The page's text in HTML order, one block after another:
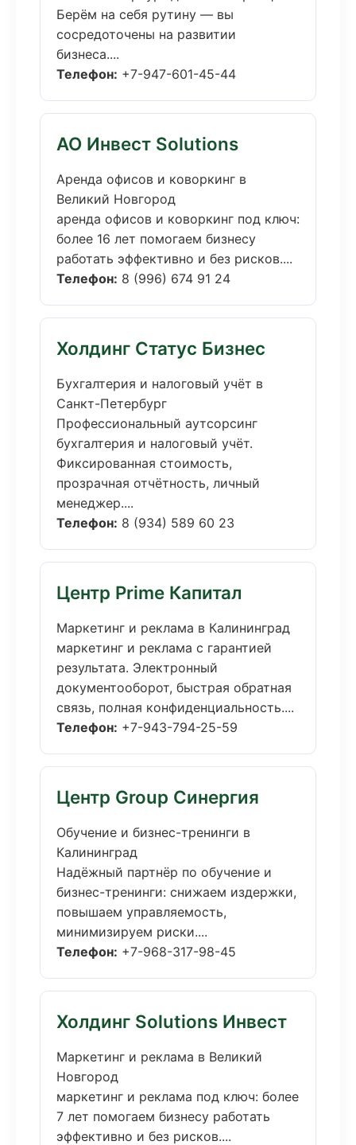
Берём на себя рутину — вы
сосредоточены на развитии
бизнеса....
Телефон: +7-947-601-45-44
АО Инвест Solutions
Аренда офисов и коворкинг в
Великий Новгород
аренда офисов и коворкинг под ключ:
более 16 лет помогаем бизнесу
работать эффективно и без рисков....
Телефон: 8 (996) 674 91 24
Холдинг Статус Бизнес
Бухгалтерия и налоговый учёт в
Санкт-Петербург
Профессиональный аутсорсинг
бухгалтерия и налоговый учёт.
Фиксированная стоимость,
прозрачная отчётность, личный
менеджер....
Телефон: 8 (934) 589 60 23
Центр Prime Капитал
Маркетинг и реклама в Калининград
маркетинг и реклама с гарантией
результата. Электронный
документооборот, быстрая обратная
связь, полная конфиденциальность....
Телефон: +7-943-794-25-59
Центр Group Синергия
Обучение и бизнес-тренинги в
Калининград
Надёжный партнёр по обучение и
бизнес-тренинги: снижаем издержки,
повышаем управляемость,
минимизируем риски....
Телефон: +7-968-317-98-45
Холдинг Solutions Инвест
Маркетинг и реклама в Великий
Новгород
маркетинг и реклама под ключ: более
7 лет помогаем бизнесу работать
эффективно и без рисков....